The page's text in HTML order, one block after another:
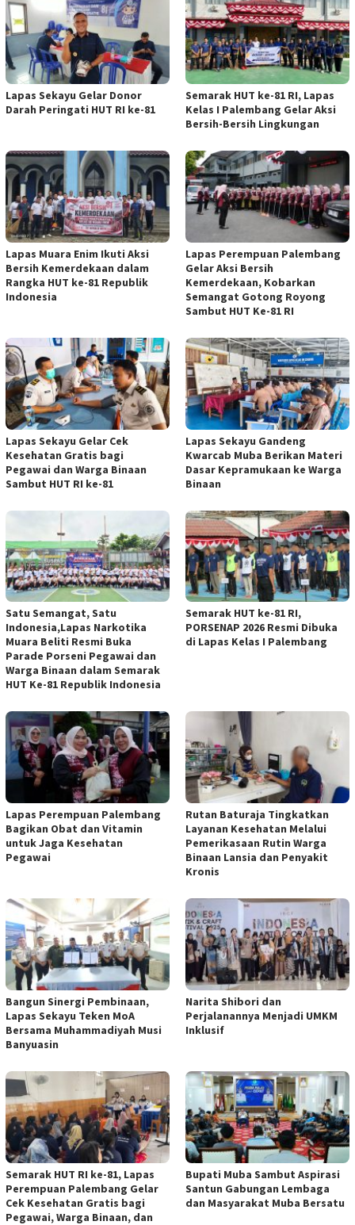
Lapas Sekayu Gelar Donor
Darah Peringati HUT RI ke-81
Semarak HUT ke-81 RI, Lapas
Kelas I Palembang Gelar Aksi
Bersih-Bersih Lingkungan
Lapas Muara Enim Ikuti Aksi
Bersih Kemerdekaan dalam
Rangka HUT ke-81 Republik
Indonesia
Lapas Perempuan Palembang
Gelar Aksi Bersih
Kemerdekaan, Kobarkan
Semangat Gotong Royong
Sambut HUT Ke-81 RI
Lapas Sekayu Gelar Cek
Kesehatan Gratis bagi
Pegawai dan Warga Binaan
Sambut HUT RI ke-81
Lapas Sekayu Gandeng
Kwarcab Muba Berikan Materi
Dasar Kepramukaan ke Warga
Binaan
Satu Semangat, Satu
Indonesia,Lapas Narkotika
Muara Beliti Resmi Buka
Parade Porseni Pegawai dan
Warga Binaan dalam Semarak
HUT Ke-81 Republik Indonesia
Semarak HUT ke-81 RI,
PORSENAP 2026 Resmi Dibuka
di Lapas Kelas I Palembang
Lapas Perempuan Palembang
Bagikan Obat dan Vitamin
untuk Jaga Kesehatan
Pegawai
Rutan Baturaja Tingkatkan
Layanan Kesehatan Melalui
Pemerikasaan Rutin Warga
Binaan Lansia dan Penyakit
Kronis
Bangun Sinergi Pembinaan,
Lapas Sekayu Teken MoA
Bersama Muhammadiyah Musi
Banyuasin
Narita Shibori dan
Perjalanannya Menjadi UMKM
Inklusif
Semarak HUT RI ke-81, Lapas
Perempuan Palembang Gelar
Cek Kesehatan Gratis bagi
Pegawai, Warga Binaan, dan
Bupati Muba Sambut Aspirasi
Santun Gabungan Lembaga
dan Masyarakat Muba Bersatu